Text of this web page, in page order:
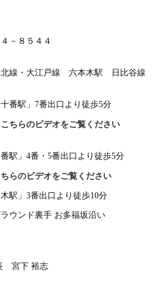
－８５４４
線・大江戸線 六本木駅 日比谷線
番駅」7番出口より徒歩5分
ちらのビデオをご覧ください
駅」4番・5番出口より徒歩5分
らのビデオをご覧ください
駅」3番出口より徒歩10分
ウンド裏手 お多福坂沿い
宮下 裕志